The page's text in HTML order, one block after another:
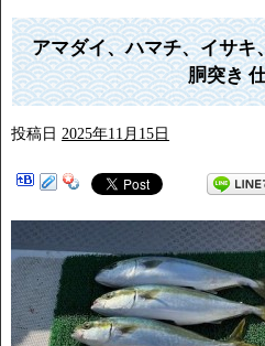
アマダイ、ハマチ、イサキ
胴突き
投稿日 2025年11月15日